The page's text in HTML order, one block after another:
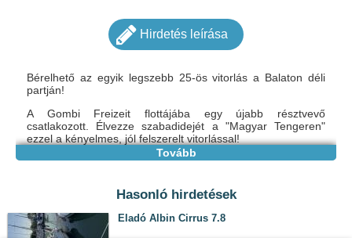
Hirdetés leírása
Bérelhető az egyik legszebb 25-ös vitorlás a Balaton déli
partján!
A Gombi Freizeit flottájába egy újabb résztvevő
csatlakozott. Élvezze szabadidejét a "Magyar Tengeren"
ezzel a kényelmes, jól felszerelt vitorlással!
Felszereltség:
- beépített diesel motor,
- konyhablokk, (villanyrezsó, kávé főző stb.)
- hűtőbox, (12V/230V)
Tovább
Hasonló hirdetések
Eladó Albin Cirrus 7.8